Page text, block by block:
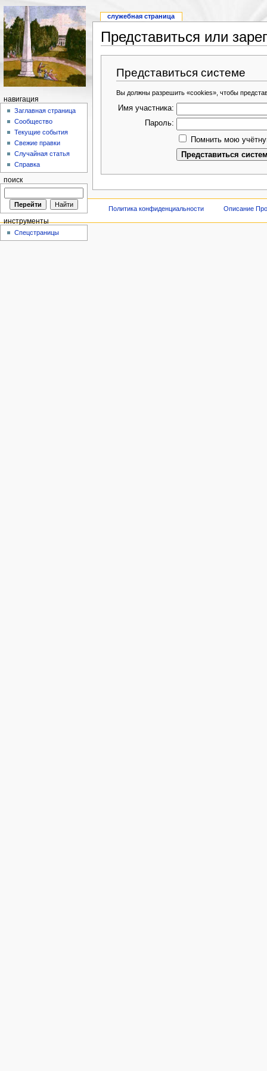
Представиться или
Представиться системе
Вы должны разрешить «cookies», чтобы
Имя участника:
Пароль:
Помнить мою
служебная страница
навигация
Заглавная страница
Сообщество
Текущие события
Свежие правки
Случайная статья
Справка
поиск
инструменты
Спецстраницы
Политика конфиденциальности Описание